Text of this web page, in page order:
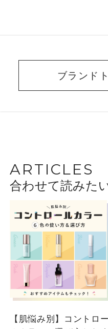
ブランド
VOICE
ショップスタッフ・
めをご紹介
ジルスチュアート
misaki
大丸東京店
ARTICLES
合わせて読みた
【肌悩み別】コントロー